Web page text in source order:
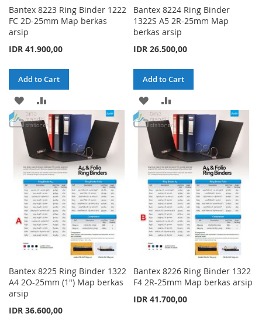
Bantex 8223 Ring Binder 1222
FC 2D-25mm Map berkas
arsip
IDR 41.900,00
Add to Cart
ADD
TO
WISH
LIST
TO
COMPARE
Bantex 8224 Ring Binder
1322S A5 2R-25mm Map
berkas arsip
IDR 26.500,00
Add to Cart
ADD
TO
WISH
LIST
TO
COMPARE
Bantex 8225 Ring Binder 1322
A4 2O-25mm (1") Map berkas
arsip
IDR 36.600,00
Bantex 8226 Ring Binder 1322
F4 2R-25mm Map berkas arsip
IDR 41.700,00